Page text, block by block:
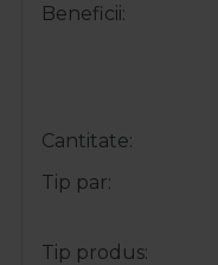
Beneficii
Cantitate
Tip par
Tip produs